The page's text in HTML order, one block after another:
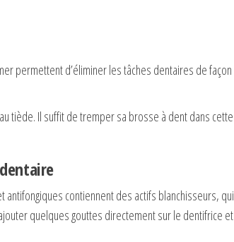
permettent d’éliminer les tâches dentaires de façon
tiède. Il suffit de tremper sa brosse à dent dans cette
contiennent des actifs blanchisseurs, qui
quelques gouttes directement sur le dentifrice et